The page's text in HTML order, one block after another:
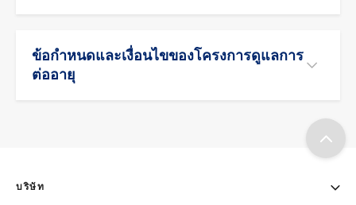
ข้อกำหนดและเงื่อนไขของโครงการดูแลการ
ต่ออายุ